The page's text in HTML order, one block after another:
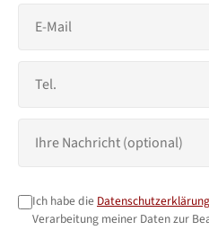
Ich habe die Datenschutzerklärung
Verarbeitung meiner Daten zur